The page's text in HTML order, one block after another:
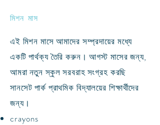
মিশন মাস
এই মিশন মাসে আমাদের সম্প্রদায়ের মধ্যে
একটি পার্থক্য তৈরি করুন। আগস্ট মাসের জন্য,
আমরানতুন স্কুল সরবরাহ সংগ্রহ করছি
সানসেট পার্ক প্রাথমিক বিদ্যালয়ের শিক্ষার্থীদের
জন্য।
crayons